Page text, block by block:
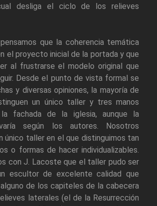
desliga el ciclo de los relieves
que la coherencia temática
el proyecto inicial de la portada y que
al frustrarse el modelo original que
Desde el punto de vista formal se
y diversas opiniones, la mayoría de
un único taller y tres manos
fachada de la iglesia, aunque la
según los autores. Nosotros
único taller en el que distinguimos tan
o formas de hacer individualizables.
con J. Lacoste que el taller pudo ser
escultor de excelente calidad que
de los capiteles de la cabecera
laterales (el de la Resurrección